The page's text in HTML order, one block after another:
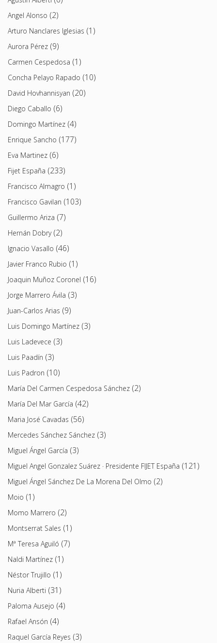
Angel Alonso (2)
Arturo Nanclares Iglesias (1)
Aurora Pérez (9)
Carmen Cespedosa (1)
Concha Pelayo Rapado (10)
David Hovhannisyan (20)
Diego Caballo (6)
Domingo Martínez (4)
Enrique Sancho (177)
Eva Martinez (6)
Fijet España (233)
Francisco Almagro (1)
Francisco Gavilan (103)
Guillermo Ariza (7)
Hernán Dobry(2)
Ignacio Vasallo (46)
Javier Franco Rubio (1)
Joaquin Muñoz Coronel (16)
Jorge Marrero Ávila (3)
Juan-Carlos Arias (9)
Luis Domingo Martínez (3)
Luis Ladevece (3)
Luis Paadín (3)
Luis Padron (10)
María Del Carmen Cespedosa Sánchez (2)
María Del Mar García (42)
Maria José Cavadas (56)
Mercedes Sánchez Sánchez (3)
Miguel Ángel García (3)
Miguel Angel Gonzalez Suárez · Presidente FIJET España (121)
Miguel Ángel Sánchez De La Morena Del Olmo (2)
Moio (1)
Momo Marrero (2)
Montserrat Sales (1)
Mª Teresa Aguiló (7)
Naldi Martínez (1)
Néstor Trujillo (1)
Nuria Alberti (31)
Paloma Ausejo (4)
Rafael Ansón (4)
Raquel García Reyes (3)